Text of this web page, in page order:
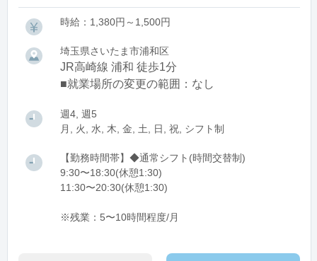
時給：1,380円～1,500円
埼玉県さいたま市浦和区
JR高崎線 浦和 徒歩1分
■就業場所の変更の範囲：なし
週4, 週5
月, 火, 水, 木, 金, 土, 日, 祝, シフト制
【勤務時間帯】◆通常シフト(時間交替制)
9:30〜18:30(休憩1:30)
11:30〜20:30(休憩1:30)
※残業：5〜10時間程度/月